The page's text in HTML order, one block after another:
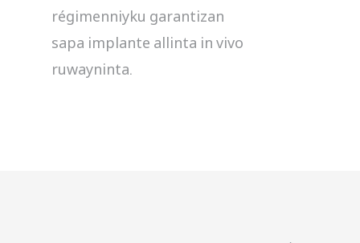
régimenniyku garantizan
sapa implante allinta in vivo
ruwayninta.